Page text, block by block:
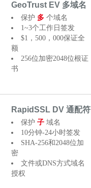
GeoTrust EV 多域名
保护 多 个域名
1~3个工作日签发
$1，500，000保证全
额
256位加密2048位根证
书
RapidSSL DV 通配符
保护 子 域名
10分钟-24小时签发
SHA-256和2048位加
密
文件或DNS方式域名
授权